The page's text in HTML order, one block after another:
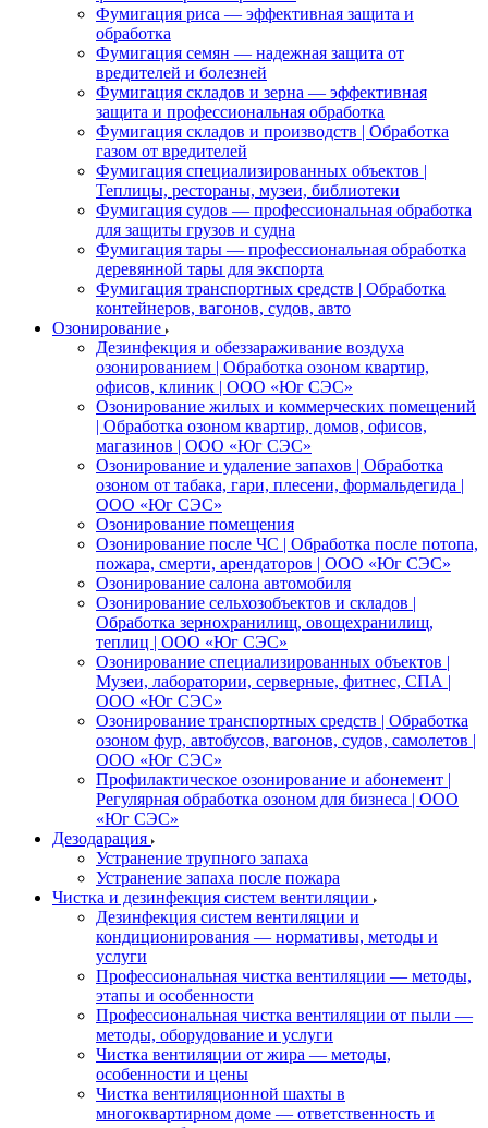
Фумигация риса — эффективная защита и
обработка
Фумигация семян — надежная защита от
вредителей и болезней
Фумигация складов и зерна — эффективная
защита и профессиональная обработка
Фумигация складов и производств | Обработка
газом от вредителей
Фумигация специализированных объектов |
Теплицы, рестораны, музеи, библиотеки
Фумигация судов — профессиональная обработка
для защиты грузов и судна
Фумигация тары — профессиональная обработка
деревянной тары для экспорта
Фумигация транспортных средств | Обработка
контейнеров, вагонов, судов, авто
Озонирование
Дезинфекция и обеззараживание воздуха
озонированием | Обработка озоном квартир,
офисов, клиник | ООО «Юг СЭС»
Озонирование жилых и коммерческих помещений
| Обработка озоном квартир, домов, офисов,
магазинов | ООО «Юг СЭС»
Озонирование и удаление запахов | Обработка
озоном от табака, гари, плесени, формальдегида |
ООО «Юг СЭС»
Озонирование помещения
Озонирование после ЧС | Обработка после потопа,
пожара, смерти, арендаторов | ООО «Юг СЭС»
Озонирование салона автомобиля
Озонирование сельхозобъектов и складов |
Обработка зернохранилищ, овощехранилищ,
теплиц | ООО «Юг СЭС»
Озонирование специализированных объектов |
Музеи, лаборатории, серверные, фитнес, СПА |
ООО «Юг СЭС»
Озонирование транспортных средств | Обработка
озоном фур, автобусов, вагонов, судов, самолетов |
ООО «Юг СЭС»
Профилактическое озонирование и абонемент |
Регулярная обработка озоном для бизнеса | ООО
«Юг СЭС»
Дезодарация
Устранение трупного запаха
Устранение запаха после пожара
Чистка и дезинфекция систем вентиляции
Дезинфекция систем вентиляции и
кондиционирования — нормативы, методы и
услуги
Профессиональная чистка вентиляции — методы,
этапы и особенности
Профессиональная чистка вентиляции от пыли —
методы, оборудование и услуги
Чистка вентиляции от жира — методы,
особенности и цены
Чистка вентиляционной шахты в
многоквартирном доме — ответственность и